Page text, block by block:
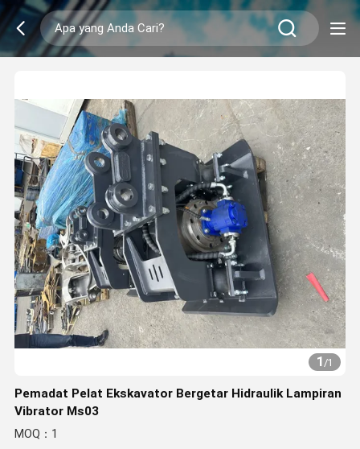
1/1
Pemadat Pelat Ekskavator Bergetar Hidraulik Lampiran
Vibrator Ms03
MOQ：1